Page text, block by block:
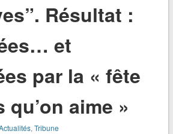
Résultat :
et
par la « fête
qu’on aime »
, Tribune